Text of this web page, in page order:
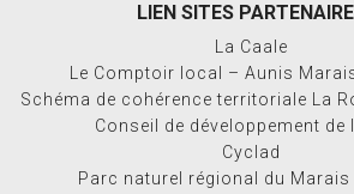
LIEN SITES
La Caale
Le Comptoir local – Aunis
Schéma de cohérence territoriale La
Conseil de développement de
Cyclad
Parc naturel régional du Marais